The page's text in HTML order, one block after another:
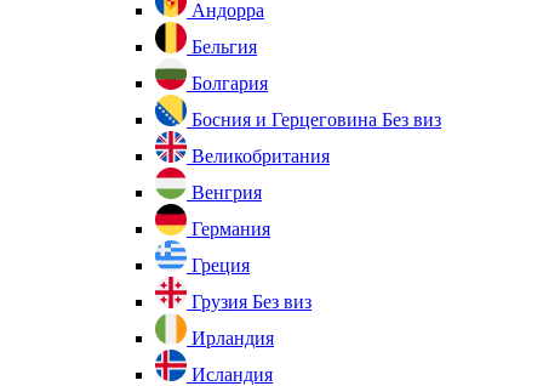
Андорра
Бельгия
Болгария
Босния и Герцеговина Без виз
Великобритания
Венгрия
Германия
Греция
Грузия Без виз
Ирландия
Исландия